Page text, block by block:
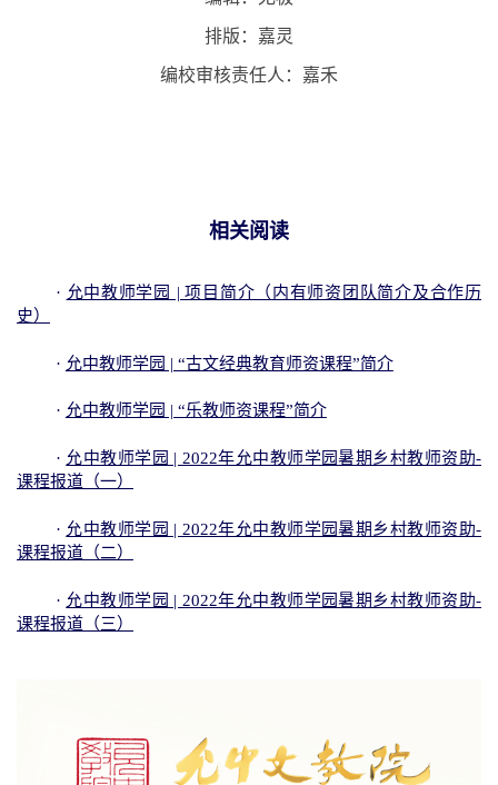
排版：嘉灵
编校审核责任人：嘉禾
相关阅读
· 允中教师学园 | 项目简介（内有师资团队简介及合作历
史）
· 允中教师学园 | “古文经典教育师资课程”简介
· 允中教师学园 | “乐教师资课程”简介
· 允中教师学园 | 2022年允中教师学园暑期乡村教师资助-
课程报道（一）
· 允中教师学园 | 2022年允中教师学园暑期乡村教师资助-
课程报道（二）
· 允中教师学园 | 2022年允中教师学园暑期乡村教师资助-
课程报道（三）